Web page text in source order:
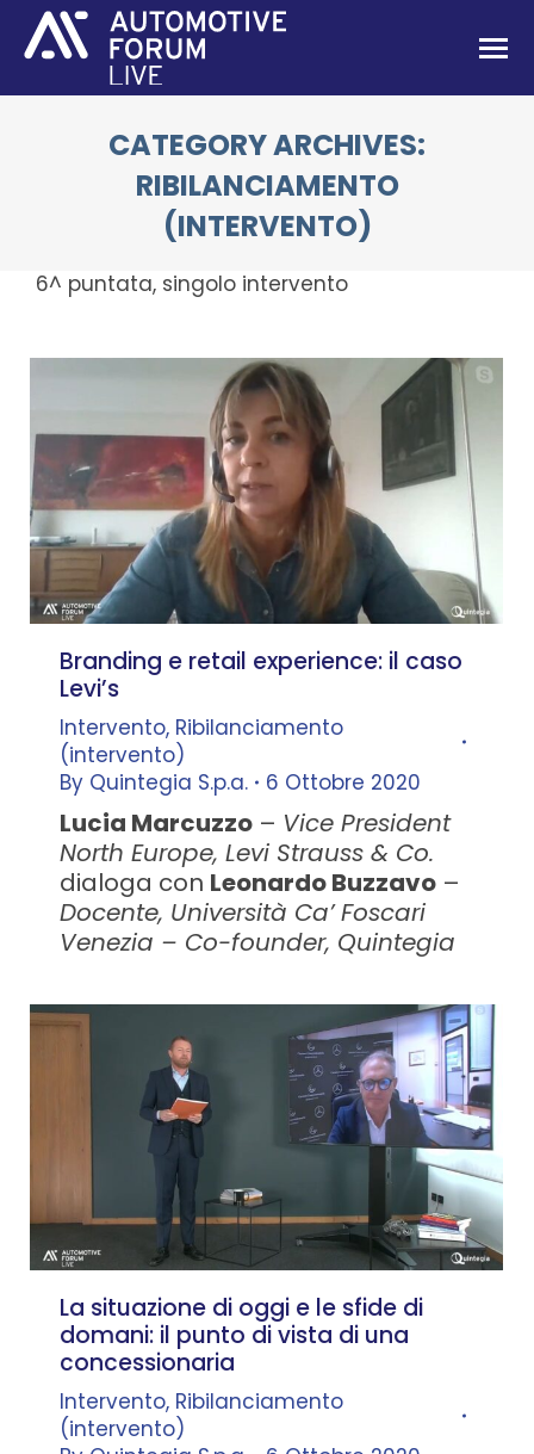
CATEGORY ARCHIVES:
RIBILANCIAMENTO
(INTERVENTO)
6^ puntata, singolo intervento
Branding e retail experience: il caso
Levi’s
Intervento, Ribilanciamento
(intervento)
By Quintegia S.p.a. 6 Ottobre 2020
Lucia Marcuzzo – Vice President
North Europe, Levi Strauss & Co.
dialoga con Leonardo Buzzavo –
Docente, Università Ca’ Foscari
Venezia – Co-founder, Quintegia
La situazione di oggi e le sfide di
domani: il punto di vista di una
concessionaria
Intervento, Ribilanciamento
(intervento)